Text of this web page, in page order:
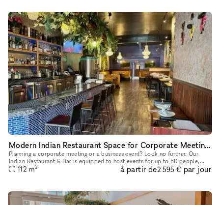
Modern Indian Restaurant Space for Corporate Meeting & Event at Historical Castro Area
Planning a corporate meeting or a business event? Look no further. Our
Indian Restaurant & Bar is equipped to host events for up to 60 people,
providing a sophisticated yet comfortable atmosphere th
112 m2 à partir de2 595 € par jour